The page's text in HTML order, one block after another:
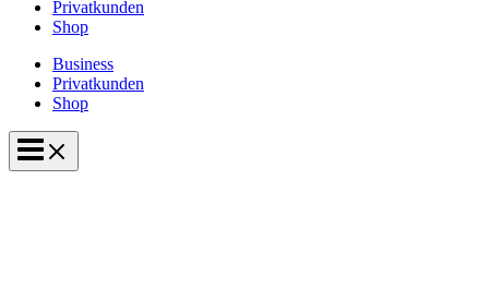
Privatkunden
Shop
Business
Privatkunden
Shop